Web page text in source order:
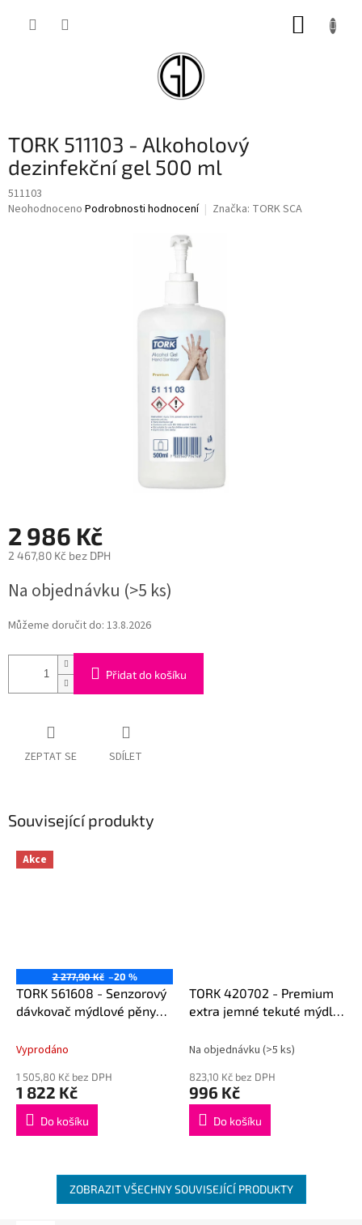
TORK 511103 - Alkoholový
dezinfekční gel 500 ml
511103
Průměrné
Neohodnoceno Podrobnosti hodnocení Značka: TORK SCA
2 986 Kč
2 467,80 Kč bez DPH
cena:
Na objednávku (>5 ks)
Můžeme doručit do: 13.8.2026
Přidat do košíku
ZEPTAT SE SDÍLET
Související produkty
Akce
2 277,90 Kč –20 %
TORK 561608 - Senzorový
dávkovač mýdlové pěny
Vyprodáno
1 505,80 Kč bez DPH
1 822 Kč
Do košíku
TORK 420702 - Premium
extra jemné tekuté mýdlo
Na objednávku (>5 ks)
823,10 Kč bez DPH
996 Kč
Do košíku
ZOBRAZIT VŠECHNY SOUVISEJÍCÍ PRODUKTY